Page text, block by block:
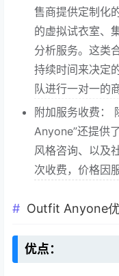
售商提供定制化
的虚拟试衣室、
分析服务。这类
持续时间来决定
队进行一对一的商
附加服务收费：
Anyone”还提供
风格咨询、以及
次收费，价格因
Outfit Anyone
优点：